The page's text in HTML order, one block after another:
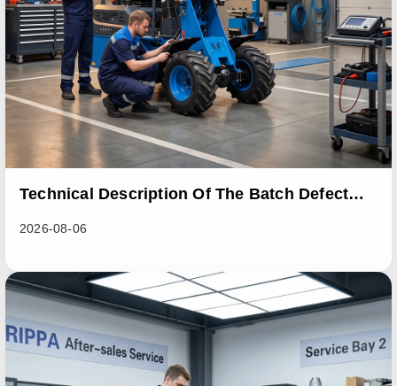
Technical Description Of The Batch Defect
2026-08-06